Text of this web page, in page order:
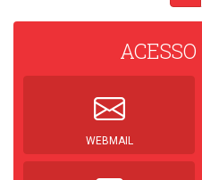
ACESSO
WEBMAIL